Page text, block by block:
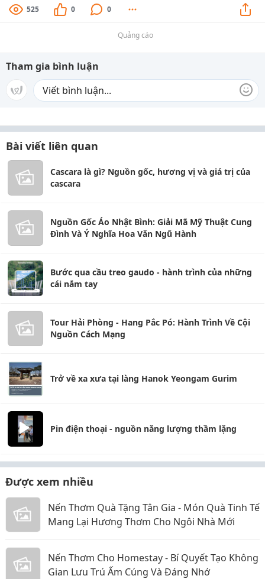
525 0 0
Quảng cáo
Tham gia bình luận
Bài viết liên quan
Cascara là gì? Nguồn gốc, hương vị và giá trị của
cascara
Nguồn Gốc Áo Nhật Bình: Giải Mã Mỹ Thuật Cung
Đình Và Ý Nghĩa Hoa Văn Ngũ Hành
Bước qua cầu treo gaudo - hành trình của những
cái nắm tay
Tour Hải Phòng - Hang Pắc Pó: Hành Trình Về Cội
Nguồn Cách Mạng
Trở về xa xưa tại làng Hanok Yeongam Gurim
Pin điện thoại - nguồn năng lượng thầm lặng
Được xem nhiều
Nến Thơm Quà Tặng Tân Gia - Món Quà Tinh Tế
Mang Lại Hương Thơm Cho Ngôi Nhà Mới
Nến Thơm Cho Homestay - Bí Quyết Tạo Không
Gian Lưu Trú Ấm Cúng Và Đáng Nhớ